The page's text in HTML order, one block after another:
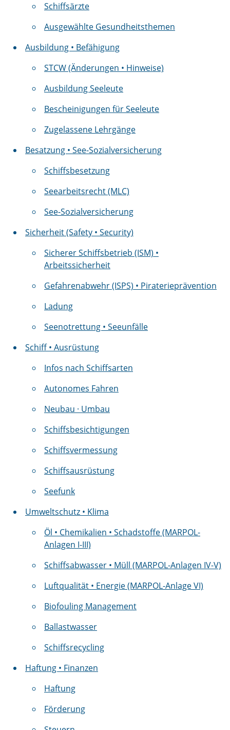
Schiffsärzte
Ausgewählte Gesundheitsthemen
Ausbildung • Befähigung
STCW (Änderungen • Hinweise)
Ausbildung Seeleute
Bescheinigungen für Seeleute
Zugelassene Lehrgänge
Besatzung • See-Sozialversicherung
Schiffsbesetzung
Seearbeitsrecht (MLC)
See-Sozialversicherung
Sicherheit (Safety • Security)
Sicherer Schiffsbetrieb (ISM) •
Arbeitssicherheit
Gefahrenabwehr (ISPS) • Piraterieprävention
Ladung
Seenotrettung • Seeunfälle
Schiff • Ausrüstung
Infos nach Schiffsarten
Autonomes Fahren
Neubau · Umbau
Schiffsbesichtigungen
Schiffsvermessung
Schiffsausrüstung
Seefunk
Umweltschutz • Klima
Öl • Chemikalien • Schadstoffe (MARPOL-
Anlagen I-III)
Schiffsabwasser • Müll (MARPOL-Anlagen IV-V)
Luftqualität • Energie (MARPOL-Anlage VI)
Biofouling Management
Ballastwasser
Schiffsrecycling
Haftung • Finanzen
Haftung
Förderung